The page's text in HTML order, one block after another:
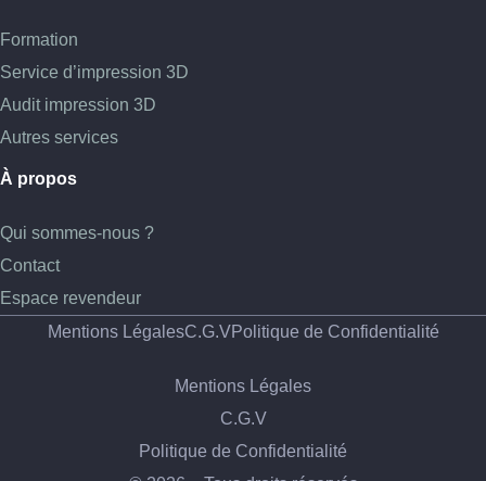
Formation
Service d’impression 3D
Audit impression 3D
Autres services
À propos
Qui sommes-nous ?
Contact
Espace revendeur
Mentions LégalesC.G.VPolitique de Confidentialité
Mentions Légales
C.G.V
Politique de Confidentialité